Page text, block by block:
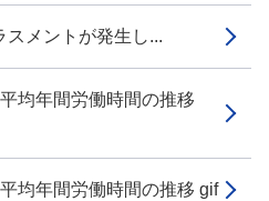
メントが発生し...
均年間労働時間の推移
均年間労働時間の推移 gif